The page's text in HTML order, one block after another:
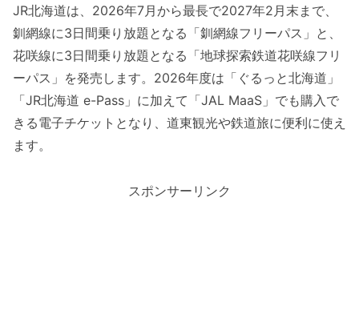
JR北海道は、2026年7月から最長で2027年2月末まで、
釧網線に3日間乗り放題となる「釧網線フリーパス」と、
花咲線に3日間乗り放題となる「地球探索鉄道花咲線フリ
ーパス」を発売します。2026年度は「ぐるっと北海道」
「JR北海道 e-Pass」に加えて「JAL MaaS」でも購入で
きる電子チケットとなり、道東観光や鉄道旅に便利に使え
ます。
スポンサーリンク